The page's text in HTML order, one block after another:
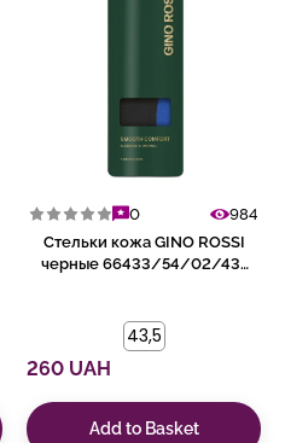
0
984
Стельки кожа GINO ROSSI
черные 66433/54/02/43-
43,5
260 UAH
Add to Basket